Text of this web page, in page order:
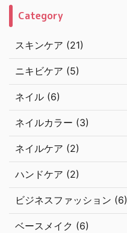
Category
スキンケア (21)
ニキビケア (5)
ネイル (6)
ネイルカラー (3)
ネイルケア (2)
ハンドケア (2)
ビジネスファッション (6)
ベースメイク (6)